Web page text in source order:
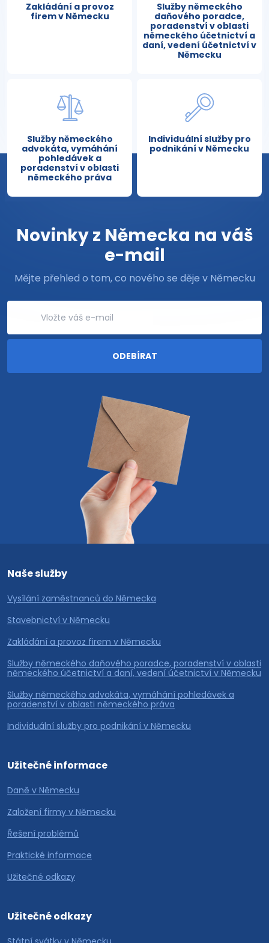
Zakládání a provoz
firem v Německu
Služby německého
daňového poradce,
poradenství v oblasti
německého účetnictví a
daní, vedení účetnictví v
Německu
Služby německého
advokáta, vymáhání
pohledávek a
poradenství v oblasti
německého práva
Individuální služby pro
podnikání v Německu
Novinky z Německa na váš
e-mail
Mějte přehled o tom, co nového se děje v Německu
Naše služby
Vysílání zaměstnanců do Německa
Stavebnictví v Německu
Zakládání a provoz firem v Německu
Služby německého daňového poradce, poradenství v oblasti
německého účetnictví a daní, vedení účetnictví v Německu
Služby německého advokáta, vymáhání pohledávek a
poradenství v oblasti německého práva
Individuální služby pro podnikání v Německu
Užitečné informace
Daně v Německu
Založení firmy v Německu
Řešení problémů
Praktické informace
Užitečné odkazy
Užitečné odkazy